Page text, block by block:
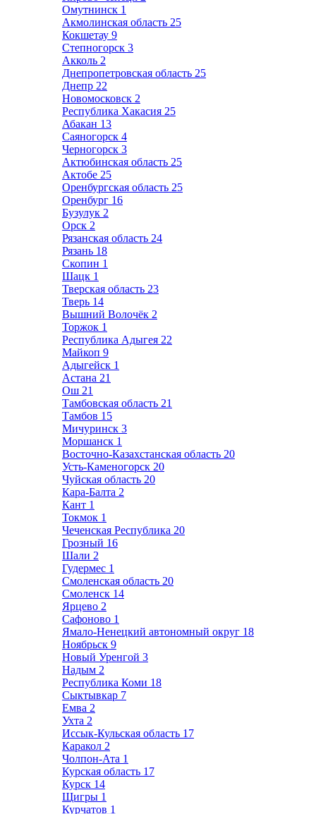
Омутнинск 1
Акмолинская область 25
Кокшетау 9
Степногорск 3
Акколь 2
Днепропетровская область 25
Днепр 22
Новомосковск 2
Республика Хакасия 25
Абакан 13
Саяногорск 4
Черногорск 3
Актюбинская область 25
Актобе 25
Оренбургская область 25
Оренбург 16
Бузулук 2
Орск 2
Рязанская область 24
Рязань 18
Скопин 1
Шацк 1
Тверская область 23
Тверь 14
Вышний Волочёк 2
Торжок 1
Республика Адыгея 22
Майкоп 9
Адыгейск 1
Астана 21
Ош 21
Тамбовская область 21
Тамбов 15
Мичуринск 3
Моршанск 1
Восточно-Казахстанская область 20
Усть-Каменогорск 20
Чуйская область 20
Кара-Балта 2
Кант 1
Токмок 1
Чеченская Республика 20
Грозный 16
Шали 2
Гудермес 1
Смоленская область 20
Смоленск 14
Ярцево 2
Сафоново 1
Ямало-Ненецкий автономный округ 18
Ноябрьск 9
Новый Уренгой 3
Надым 2
Республика Коми 18
Сыктывкар 7
Емва 2
Ухта 2
Иссык-Кульская область 17
Каракол 2
Чолпон-Ата 1
Курская область 17
Курск 14
Щигры 1
Курчатов 1